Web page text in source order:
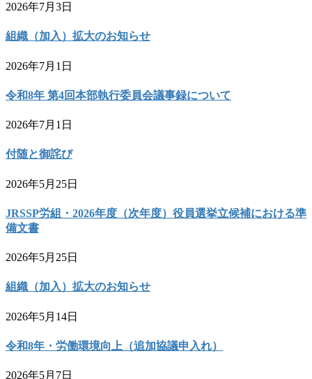
2026年7月3日
組織（加入）拡大のお知らせ
2026年7月1日
令和8年 第4回本部執行委員会議事録について
2026年7月1日
付随と御詫び
2026年5月25日
JRSSP労組・2026年度（次年度）役員選挙立候補における準
備文書
2026年5月25日
組織（加入）拡大のお知らせ
2026年5月14日
令和8年・労働環境向上（追加協議申入れ）
2026年5月7日